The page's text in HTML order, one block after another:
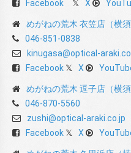
Facebook
X
めがねの荒木 衣笠店（横須
046-851-0838
kinugasa@optical-
Facebook
X
めがねの荒木 逗子店（横
046-870-5560
zushi@optical-araki.co.jp
Facebook
X